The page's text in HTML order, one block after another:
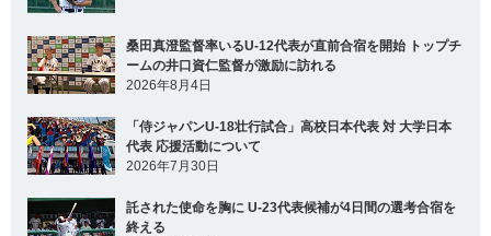
桑田真澄監督率いるU-12代表が直前合宿を開始 トップチ
ームの井口資仁監督が激励に訪れる
2026年8月4日
「侍ジャパンU-18壮行試合」高校日本代表 対 大学日本
代表 応援活動について
2026年7月30日
託された使命を胸に U-23代表候補が4日間の選考合宿を
終える